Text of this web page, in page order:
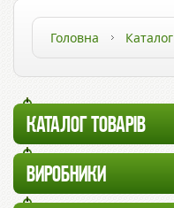
Головна Каталог
КАТАЛОГ ТОВАРІВ
ВИРОБНИКИ